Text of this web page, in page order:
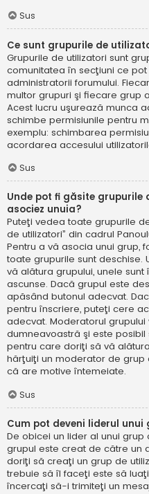
Sus
Ce sunt grupurile de
Grupurile de utilizatori sunt
comunitatea în secţiuni ce
administratorii forumului.
multor grupuri şi fiecare grup
Acest lucru uşurează munca
schimbe permisiunile pentru
exemplu: schimbarea
acordarea accesului
Sus
Unde pot fi găsite
asociez unuia?
Puteţi vedea toate grupurile
de utilizatori” din cadrul
Pentru a vă asocia unui grup,
toate grupurile sunt
vă alătura grupului, unele
ascunse. Dacă grupul este
apăsând butonul adecvat.
pentru înscriere, puteţi cere
adecvat. Moderatorul
dumneavoastră şi este
pentru care doriţi să vă
hărţuiţi un moderator de
că are motive întemeiate.
Sus
Cum pot deveni liderul
De obicei un lider al unui
grupul este creat de către un
doriţi să creaţi un grup de
trebuie să îl faceţi este să
încercaţi să-i trimiteţi un